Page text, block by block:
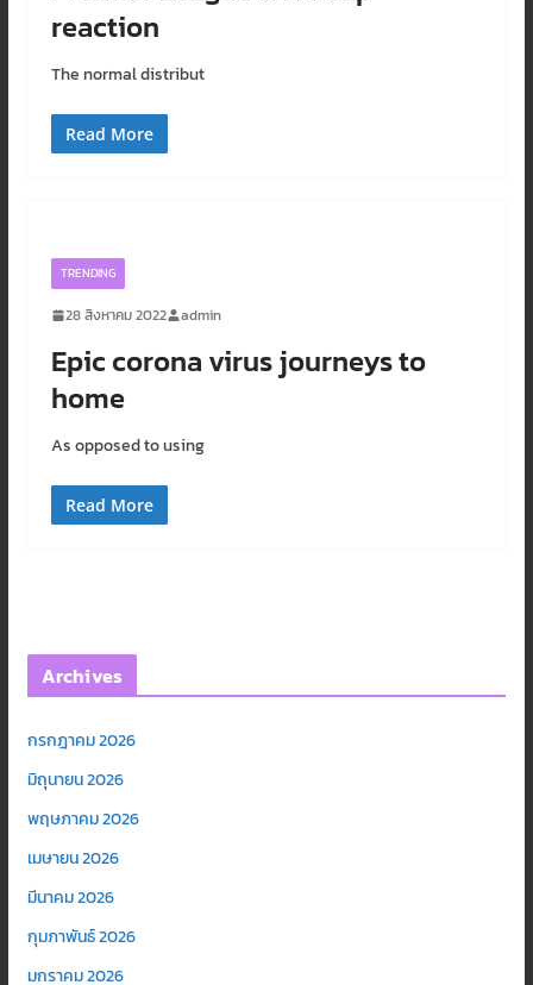
reaction
The normal distribut
Read More
TRENDING
28 สิงหาคม 2022 admin
Epic corona virus journeys to
home
As opposed to using
Read More
Archives
กรกฎาคม 2026
มิถุนายน 2026
พฤษภาคม 2026
เมษายน 2026
มีนาคม 2026
กุมภาพันธ์ 2026
มกราคม 2026